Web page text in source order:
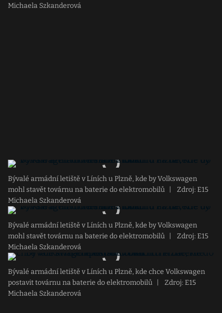
Michaela Szkanderová
Bývalé armádní letiště v Líních u Plzně, kde by Volkswagen
mohl stavět továrnu na baterie do elektromobilů
Zdroj: E15
Michaela Szkanderová
Bývalé armádní letiště v Líních u Plzně, kde by Volkswagen
mohl stavět továrnu na baterie do elektromobilů
Zdroj: E15
Michaela Szkanderová
Bývalé armádní letiště v Líních u Plzně, kde chce Volkswagen
postavit továrnu na baterie do elektromobilů
Zdroj: E15
Michaela Szkanderová